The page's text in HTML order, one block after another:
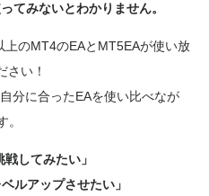
てみないとわかりません。
のMT4のEAとMT5EAが使い放
さい！
分に合ったEAを使い比べなが
。
してみたい」
ルアップさせたい」